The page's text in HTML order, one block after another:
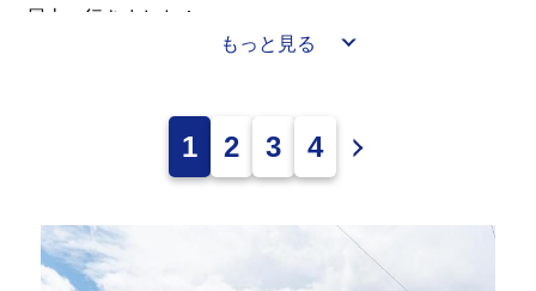
屋上へ行きました！
散歩をしたり、シャボン玉をしたり、
もっと見る
1 2 3 4